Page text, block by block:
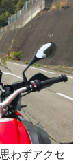
わずアクセ